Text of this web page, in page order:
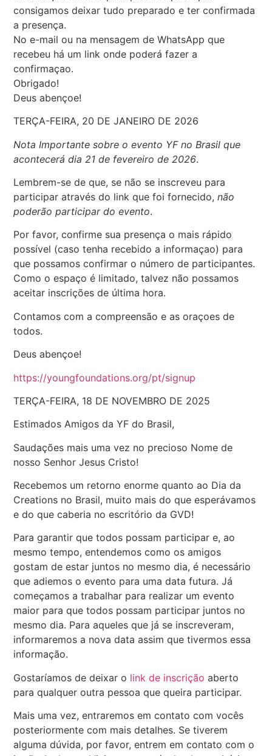
consigamos deixar tudo preparado e ter confirmada
a presença.
No e-mail ou na mensagem de WhatsApp que
recebeu há um link onde poderá fazer a
confirmaçao.
Obrigado!
Deus abençoe!
TERÇA-FEIRA, 20 DE JANEIRO DE 2026
Nota Importante sobre o evento YF no Brasil que
acontecerá dia 21 de fevereiro de 2026.
Lembrem-se de que, se não se inscreveu para
participar através do link que foi fornecido,não
poderão participar do evento.
Por favor, confirme sua presença o mais rápido
possível (caso tenha recebido a informaçao) para
que possamos confirmar o número de participantes.
Como o espaço é limitado, talvez não possamos
aceitar inscrições de última hora.
Contamos com a compreensão e as oraçoes de
todos.
Deus abençoe!
https://youngfoundations.org/pt/signup
TERÇA-FEIRA, 18 DE NOVEMBRO DE 2025
Estimados Amigos da YF do Brasil,
Saudações mais uma vez no precioso Nome de
nosso Senhor Jesus Cristo!
Recebemos um retorno enorme quanto ao Dia da
Creations no Brasil, muito mais do que esperávamos
e do que caberia no escritório da GVD!
Para garantir que todos possam participar e, ao
mesmo tempo, entendemos como os amigos
gostam de estar juntos no mesmo dia, é necessário
que adiemos o evento para uma data futura. Já
começamos a trabalhar para realizar um evento
maior para que todos possam participar juntos no
mesmo dia. Para aqueles que já se inscreveram,
informaremos a nova data assim que tivermos essa
informação.
Gostaríamos de deixar o link de inscrição aberto
para qualquer outra pessoa que queira participar.
Mais uma vez, entraremos em contato com vocês
posteriormente com mais detalhes. Se tiverem
alguma dúvida, por favor, entrem em contato com o